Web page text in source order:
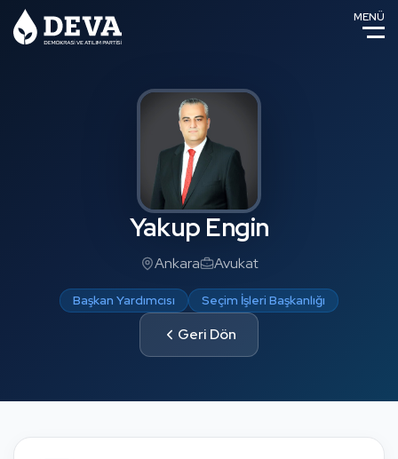
MENÜ
Yakup Engin
Ankara Avukat
Başkan Yardımcısı Seçim İşleri Başkanlığı
Geri Dön